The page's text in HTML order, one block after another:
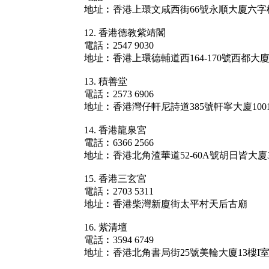
地址︰香港上環文咸西街66號永順大廈六字
12. 香港德教紫靖閣
電話︰2547 9030
地址︰香港上環德輔道西164-170號西都大
13. 積善堂
電話︰2573 6906
地址︰香港灣仔軒尼詩道385號軒寧大廈
14. 香港龍泉宮
電話︰6366 2566
地址︰香港北角渣華道52-60A號胡日皆大
15. 香港三玄宮
電話︰2703 5311
地址︰香港柴灣新廈街太平村天后古廟
16. 紫清壇
電話︰3594 6749
地址︰香港北角書局街25號美輪大廈13樓I室